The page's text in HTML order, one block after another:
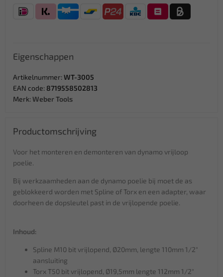
Eigenschappen
Artikelnummer: WT-3005
EAN code: 8719558502813
Merk: Weber Tools
Productomschrijving
Voor het monteren en demonteren van dynamo vrijloop
poelie.
Bij werkzaamheden aan de dynamo poelie bij moet de as
geblokkeerd worden met Spline of Torx en een adapter, waar
doorheen de dopsleutel past in de vrijlopende poelie.
Inhoud:
Spline M10 bit vrijlopend, Ø20mm, lengte 110mm 1/2"
aansluiting
Torx T50 bit vrijlopend, Ø19,5mm lengte 112mm 1/2"